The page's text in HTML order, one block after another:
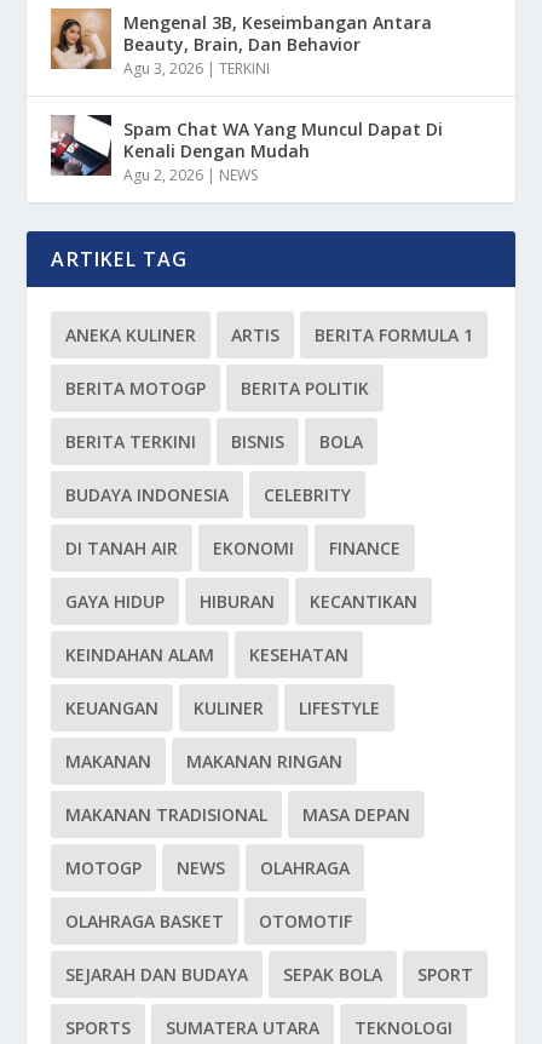
Mengenal 3B, Keseimbangan Antara
Beauty, Brain, Dan Behavior
Agu 3, 2026 |TERKINI
Spam Chat WA Yang Muncul Dapat Di
Kenali Dengan Mudah
Agu 2, 2026 | NEWS
ARTIKEL TAG
ANEKA KULINER ARTIS BERITA FORMULA 1
BERITA MOTOGP BERITA POLITIK
BERITA TERKINI BISNIS BOLA
BUDAYA INDONESIA CELEBRITY
DI TANAH AIR EKONOMI FINANCE
GAYA HIDUP HIBURAN KECANTIKAN
KEINDAHAN ALAM KESEHATAN
KEUANGAN KULINER LIFESTYLE
MAKANAN MAKANAN RINGAN
MAKANAN TRADISIONAL MASA DEPAN
MOTOGP NEWS OLAHRAGA
OLAHRAGA BASKET OTOMOTIF
SEJARAH DAN BUDAYA SEPAK BOLA SPORT
SPORTS SUMATERA UTARA TEKNOLOGI